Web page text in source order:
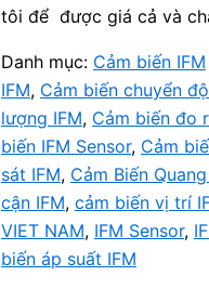
tôi để được giá cả và
Danh mục: Cảm biến IFM
IFM, Cảm biến chuyển
lượng IFM, Cảm biến đo
biến IFM Sensor, Cảm
sát IFM, Cảm Biến
cận IFM, cảm biến vị trí
VIET NAM, IFM Sensor,
biến áp suất IFM